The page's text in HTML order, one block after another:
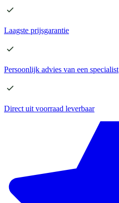
Laagste prijsgarantie
Persoonlijk advies van een specialist
Direct uit voorraad leverbaar